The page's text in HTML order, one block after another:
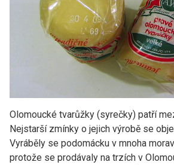
Olomoucké tvarůžky (syrečky) patří
Nejstarší zmínky o jejich výrobě se
Vyráběly se podomácku v mnoha
protože se prodávaly na trzích v